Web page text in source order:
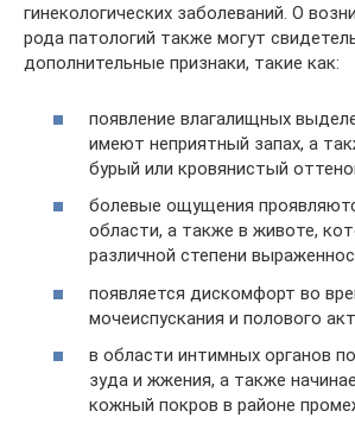
гинекологических заболеваний. О
рода патологий также могут
дополнительные признаки, такие как:
появление влагалищных
имеют неприятный запах, а
бурый или кровянистый
болевые ощущения
области, а также в животе,
различной степени
появляется дискомфорт во
мочеиспускания и полового
в области интимных органов
зуда и жжения, а также
кожный покров в районе